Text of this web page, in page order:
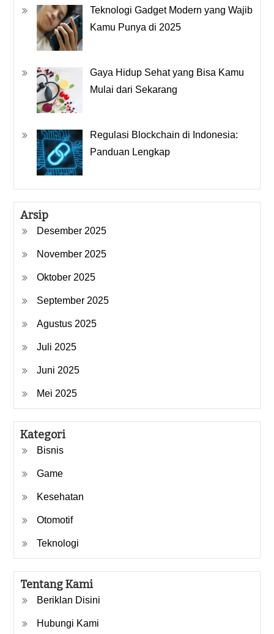
Teknologi Gadget Modern yang Wajib
Kamu Punya di 2025
Gaya Hidup Sehat yang Bisa Kamu
Mulai dari Sekarang
Regulasi Blockchain di Indonesia:
Panduan Lengkap
Arsip
Desember 2025
November 2025
Oktober 2025
September 2025
Agustus 2025
Juli 2025
Juni 2025
Mei 2025
Kategori
Bisnis
Game
Kesehatan
Otomotif
Teknologi
Tentang Kami
Beriklan Disini
Hubungi Kami